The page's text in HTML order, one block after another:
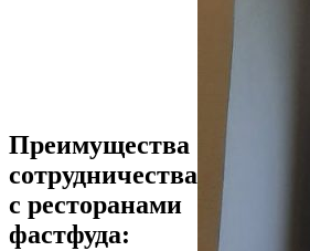
Преимущества
сотрудничества
с ресторанами
фастфуда: